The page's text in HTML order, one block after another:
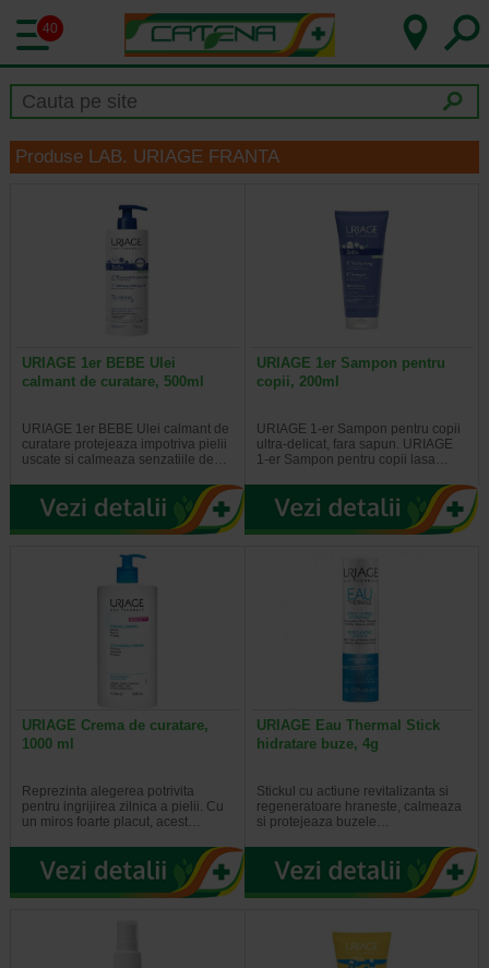
40
Produse LAB. URIAGE FRANTA
URIAGE 1er BEBE Ulei
calmant de curatare, 500ml
URIAGE 1er BEBE Ulei calmant de
curatare protejeaza impotriva pielii
uscate si calmeaza senzatiile de…
URIAGE 1er Sampon pentru
copii, 200ml
URIAGE 1-er Sampon pentru copii
ultra-delicat, fara sapun. URIAGE
1-er Sampon pentru copii lasa…
URIAGE Crema de curatare,
1000 ml
Reprezinta alegerea potrivita
pentru ingrijirea zilnica a pielii. Cu
un miros foarte placut, acest…
URIAGE Eau Thermal Stick
hidratare buze, 4g
Stickul cu actiune revitalizanta si
regeneratoare hraneste, calmeaza
si protejeaza buzele…